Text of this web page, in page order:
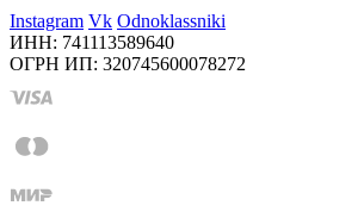
Instagram Vk Odnoklassniki
ИНН: 741113589640
ОГРН ИП: 320745600078272